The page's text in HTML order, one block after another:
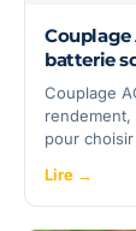
Couplage
batterie
Couplage
rendement,
pour
Lire →